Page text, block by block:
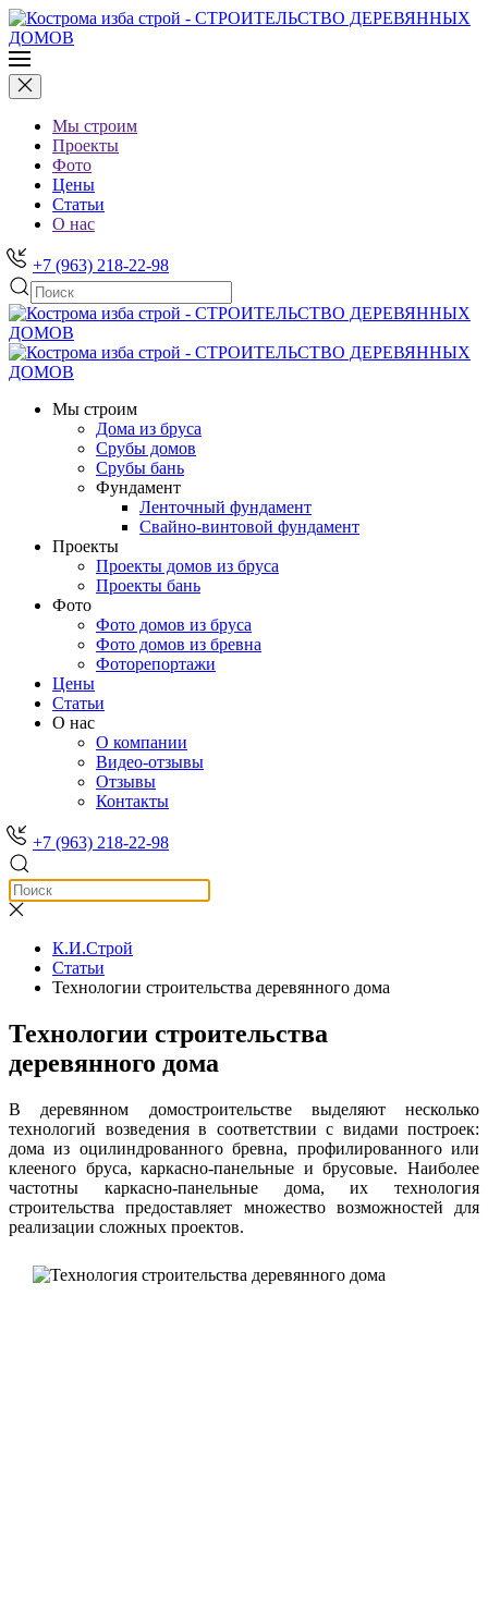
Мы строим
Проекты
Фото
Цены
Статьи
О нас
+7 (963) 218-22-98
Мы строим
Дома из бруса
Срубы домов
Срубы бань
Фундамент
Ленточный фундамент
Свайно-винтовой фундамент
Проекты
Проекты домов из бруса
Проекты бань
Фото
Фото домов из бруса
Фото домов из бревна
Фоторепортажи
Цены
Статьи
О нас
О компании
Видео-отзывы
Отзывы
Контакты
+7 (963) 218-22-98
К.И.Строй
Статьи
Технологии строительства деревянного дома
Технологии строительства
деревянного дома
В деревянном домостроительстве выделяют несколько
технологий возведения в соответствии с видами построек:
дома из оцилиндрованного бревна, профилированного или
клееного бруса, каркасно-панельные и брусовые. Наиболее
частотны каркасно-панельные дома, их технология
строительства предоставляет множество возможностей для
реализации сложных проектов.